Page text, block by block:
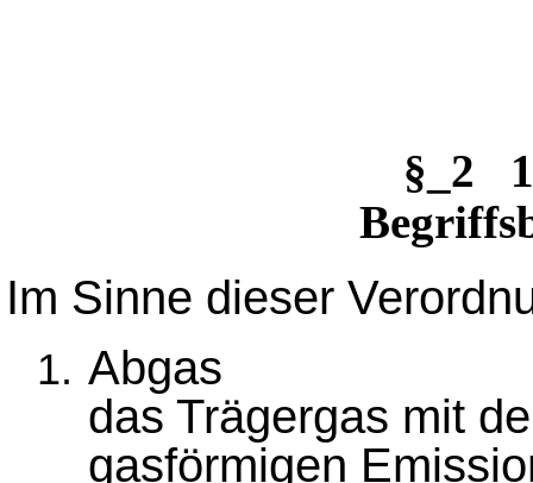
§_2
Im Sinne dieser
Abgas
das Trägergas mit
gasförmigen